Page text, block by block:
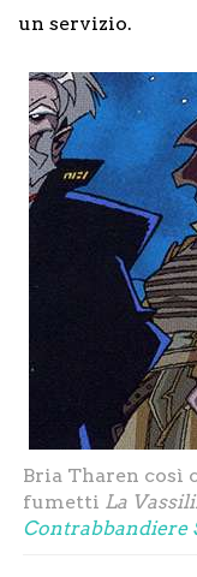
un servizio.
Bria Tharen così
fumetti La
Contrabbandiere